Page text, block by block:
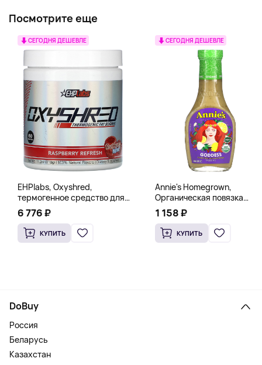
Посмотрите еще
СЕГОДНЯ ДЕШЕВЛЕ
EHPlabs, Oxyshred,
термогенное средство для
сжигания жира, малиновое
освежение, 318 г (11,2 унции)
6 776 ₽
КУПИТЬ
СЕГОДНЯ ДЕШЕВЛЕ
Annie's Homegrown,
Органическая повязка
«Богиня», 236 мл (8 жидк.
унц.)
1 158 ₽
КУПИТЬ
DoBuy
Россия
Беларусь
Казахстан